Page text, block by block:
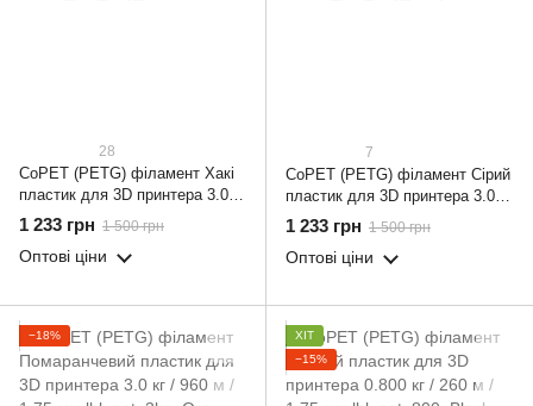
28
CoPET (PETG) філамент Хакі
пластик для 3D принтера 3.0 кг
/ 960 м / 1.75 мм
1 233 грн 1 500 грн
Оптові ціни
7
CoPET (PETG) філамент Сірий
пластик для 3D принтера 3.0 кг
/ 960 м / 1.75 мм
1 233 грн 1 500 грн
Оптові ціни
−18%
ХІТ
−15%